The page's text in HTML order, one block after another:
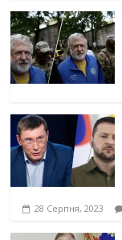
28 Серпня, 2023